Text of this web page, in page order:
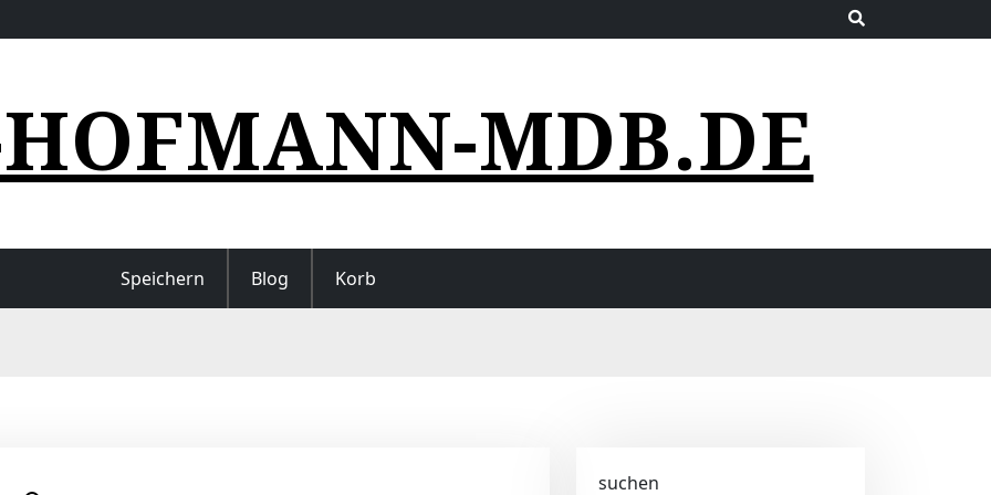
MDB.DE
Speichern Blog Korb
suchen